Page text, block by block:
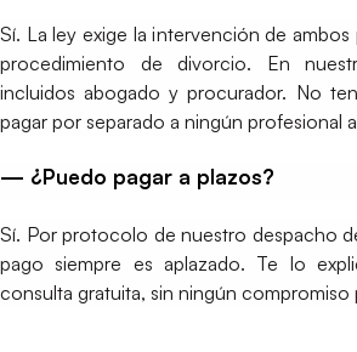
Sí. La ley exige la intervención de
procedimiento de divorcio. En
incluidos abogado y procurador. No
pagar por separado a ningún profesional
— ¿Puedo pagar a plazos?
Sí. Por protocolo de nuestro despacho
pago siempre es aplazado. Te lo
consulta gratuita, sin ningún compromiso